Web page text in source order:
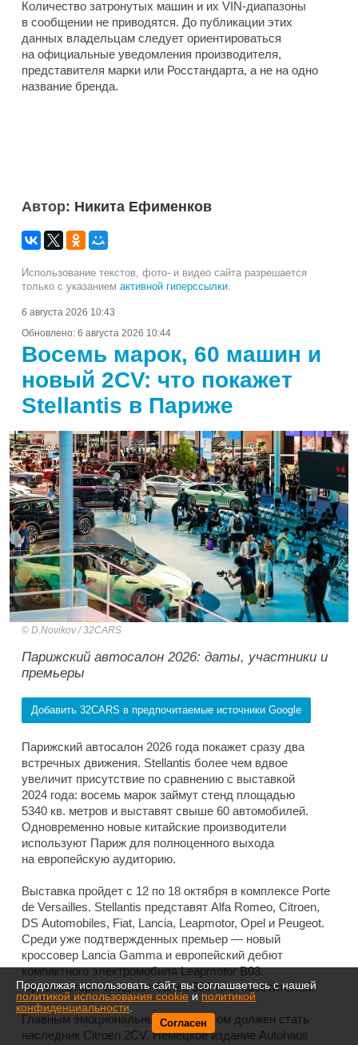
Количество затронутых машин и их VIN-диапазоны
в сообщении не приводятся. До публикации этих
данных владельцам следует ориентироваться
на официальные уведомления производителя,
представителя марки или Росстандарта, а не на одно
название бренда.
Автор: Никита Ефименков
Использование текстов, фото- и видео сайта разрешается
только с указанием активной гиперссылки.
6 августа 2026 10:43
Обновлено: 6 августа 2026 10:44
Восемь марок, 60 машин и
новый 2CV: что покажет
Stellantis в Париже
D.Novikov / 32CARS
Парижский автосалон 2026: даты, участники и
премьеры
Добавить 32CARS в предпочитаемые источники Google
Парижский автосалон 2026 года покажет сразу два
встречных движения. Stellantis более чем вдвое
увеличит присутствие по сравнению с выставкой
2024 года: восемь марок займут стенд площадью
5340 кв. метров и выставят свыше 60 автомобилей.
Одновременно новые китайские производители
используют Париж для полноценного выхода
на европейскую аудиторию.
Выставка пройдет с 12 по 18 октября в комплексе Porte
de Versailles. Stellantis представят Alfa Romeo, Citroen,
DS Automobiles, Fiat, Lancia, Leapmotor, Opel и Peugeot.
Среди уже подтвержденных премьер — новый
кроссовер Lancia Gamma и европейский дебют
компактного электромобиля Leapmotor B03.
Организаторы ожидают более 500 тыс. посетителей.
Главным эмоциональным экспонатом должен стать
наследник Citroen 2CV. Немецкое издание Autohaus
Продолжая использовать сайт, вы соглашаетесь с нашей
политикой использования cookie и политикой
конфиденциальности
Согласен